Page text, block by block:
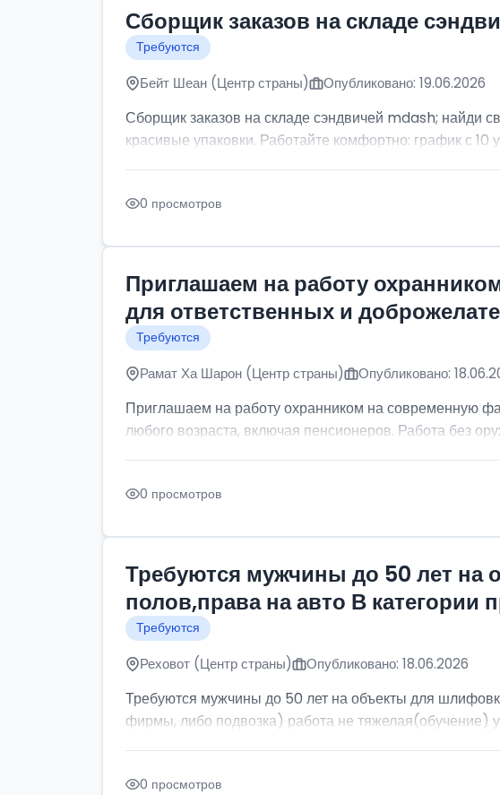
Сборщик заказов на складе
Требуются
Бейт Шеан (Центр страны) Опубликовано: 19.06.2026
Сборщик заказов на складе сэндвичей mdash; найди
красивые упаковки. Работайте комфортно: график с 10
0 просмотров
Приглашаем на работу
для ответственных и
Требуются
Рамат Ха Шарон (Центр страны) Опубликовано:
Приглашаем на работу охранником на современную
любого возраста, включая пенсионеров. Работа без
0 просмотров
Требуются мужчины до 50 лет
полов,права на авто В
Требуются
Реховот (Центр страны) Опубликовано: 18.06.2026
Требуются мужчины до 50 лет на объекты для
фирмы, либо подвозка) работа не тяжелая(обучение)
0 просмотров